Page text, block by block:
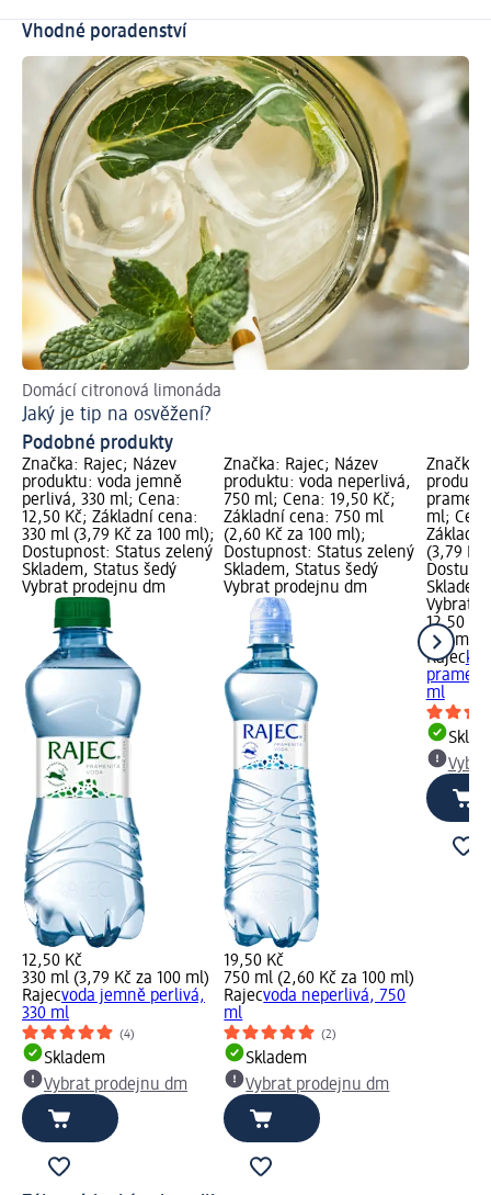
Vhodné poradenství
Domácí citronová limonáda
Jaký je tip na osvěžení?
Podobné produkty
Značka: Rajec; Název
produktu: voda jemně
perlivá, 330 ml; Cena:
12,50 Kč; Základní cena:
330 ml (3,79 Kč za 100 ml);
Dostupnost: Status zelený
Skladem, Status šedý
Vybrat prodejnu dm
12,50 Kč
330 ml (3,79 Kč za 100 ml)
Rajecvoda jemně perlivá,
330 ml
(4)
Skladem
Vybrat prodejnu dm
Značka: Rajec; Název
produktu: voda neperlivá,
750 ml; Cena: 19,50 Kč;
Základní cena: 750 ml
(2,60 Kč za 100 ml);
Dostupnost: Status zelený
Skladem, Status šedý
Vybrat prodejnu dm
19,50 Kč
750 ml (2,60 Kč za 100 ml)
Rajecvoda neperlivá, 750
ml
(2)
Skladem
Vybrat prodejnu dm
Značka:
ml;
(3,79 Kč
Vybrat
12,50 Kč
330 ml
Rajec
ml